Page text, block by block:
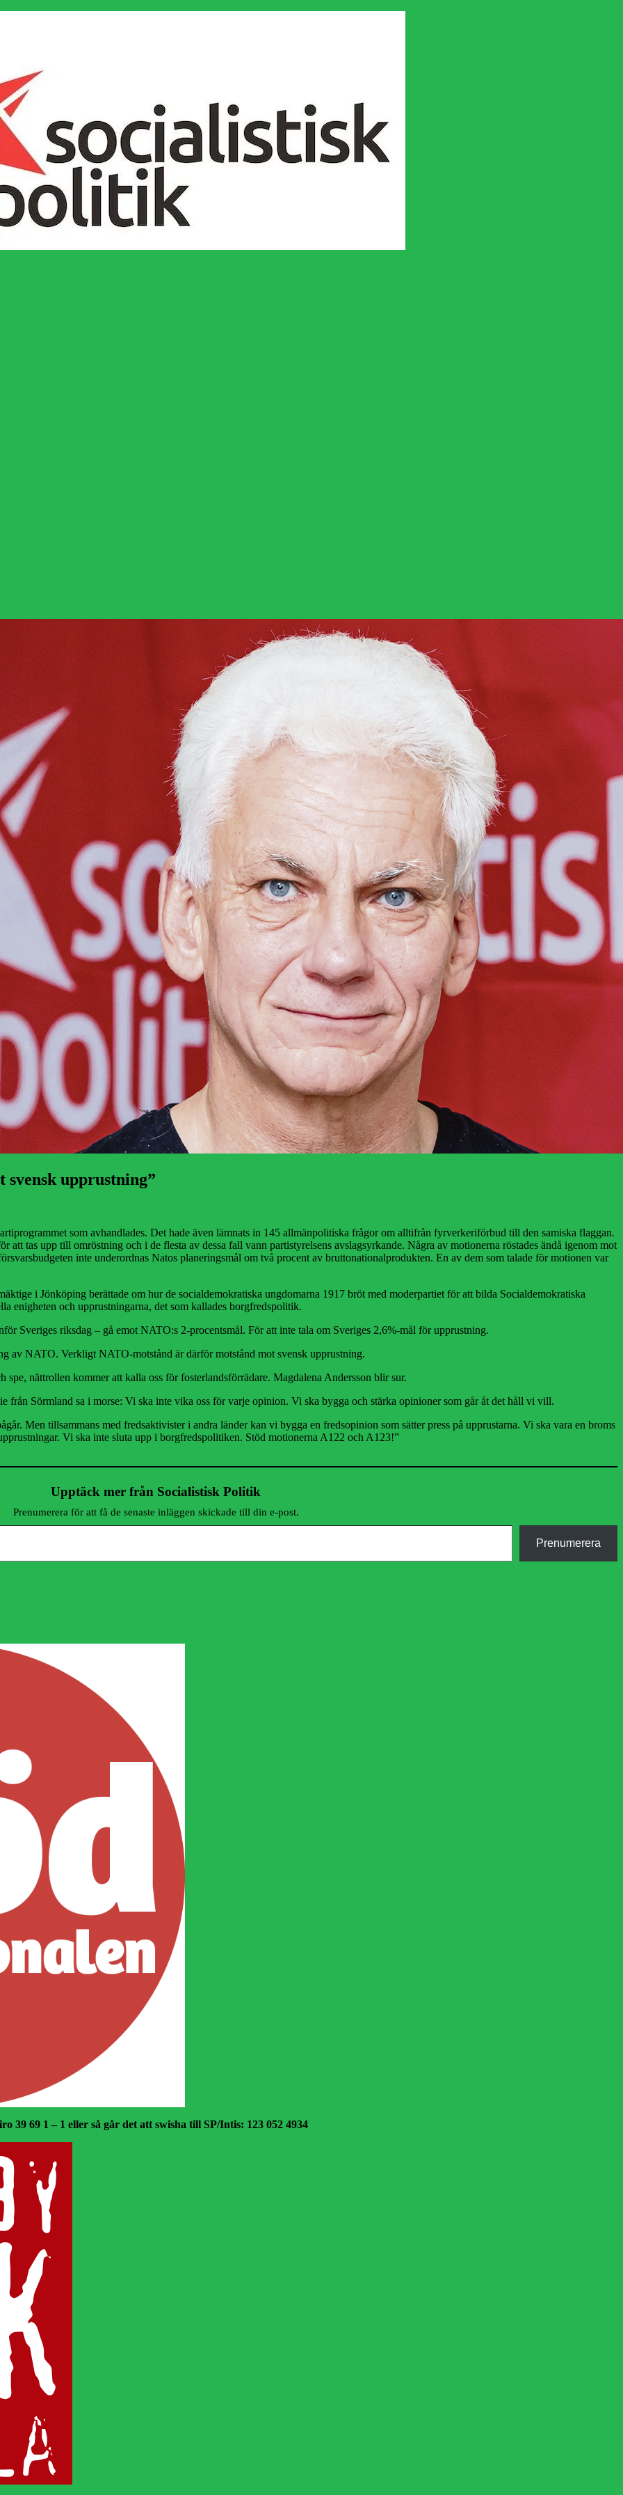
upprustning”
som avhandlades. Det hade även lämnats in 145 allmänpolitiska frågor om alltifrån fyrverkeriförbud till den samiska flaggan.
att tas upp till omröstning och i de flesta av dessa fall vann partistyrelsens avslagsyrkande. Några av motionerna röstades ändå igenom mot
inte underordnas Natos planeringsmål om två procent av bruttonationalprodukten. En av dem som talade för motionen var
i Jönköping berättade om hur de socialdemokratiska ungdomarna 1917 bröt med moderpartiet för att bilda Socialdemokratiska
enigheten och upprustningarna, det som kallades borgfredspolitik.
Sveriges riksdag – gå emot NATO:s 2-procentsmål. För att inte tala om Sveriges 2,6%-mål för upprustning.
av NATO. Verkligt NATO-motstånd är därför motstånd mot svensk upprustning.
nättrollen kommer att kalla oss för fosterlandsförrädare. Magdalena Andersson blir sur.
från Sörmland sa i morse: Vi ska inte vika oss för varje opinion. Vi ska bygga och stärka opinioner som går åt det håll vi vill.
Men tillsammans med fredsaktivister i andra länder kan vi bygga en fredsopinion som sätter press på upprustarna. Vi ska vara en broms
Vi ska inte sluta upp i borgfredspolitiken. Stöd motionerna A122 och A123!”
Upptäck mer från Socialistisk Politik
Prenumerera för att få de senaste inläggen skickade till din e-post.
Prenumerera
69 1 – 1 eller så går det att swisha till SP/Intis: 123 052 4934